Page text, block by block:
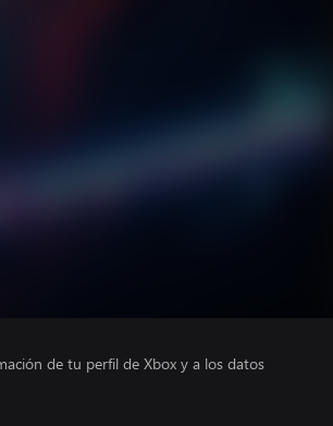
de tu perfil de Xbox y a los datos